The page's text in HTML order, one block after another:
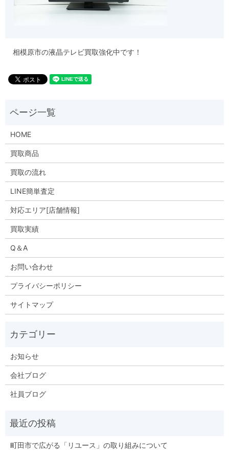
相模原市の液晶テレビ買取強化中です！
HOME
買取商品
買取の流れ
LINE簡単査定
対応エリア[店舗情報]
買取実績
Q＆A
お問い合わせ
プライバシーポリシー
サイトマップ
お知らせ
会社ブログ
社員ブログ
町田市で広がる「リユース」の取り組みについて